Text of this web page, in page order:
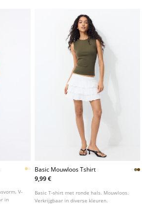
V-
in
Basic Mouwloos Tshirt
9,99 €
Basic T-shirt met ronde hals. Mouwloos.
Verkrijgbaar in diverse kleuren.